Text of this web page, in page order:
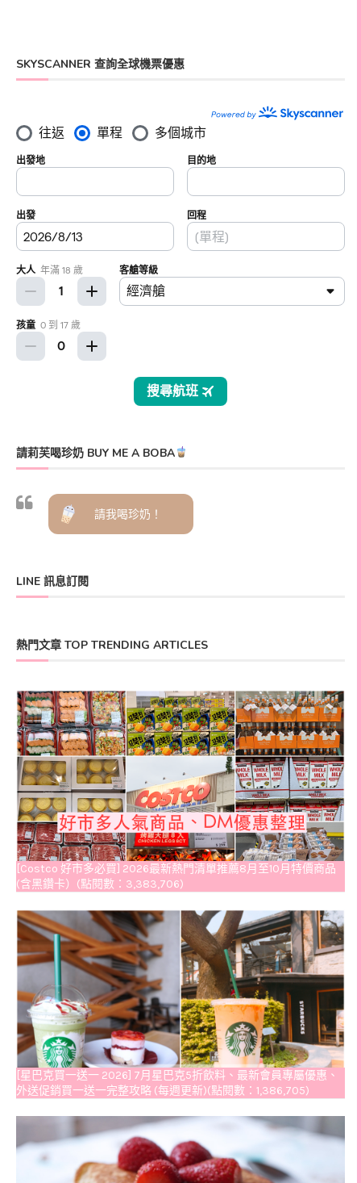
SKYSCANNER 查詢全球機票優惠
請莉芙喝珍奶 BUY ME A BOBA
請我喝珍奶！
LINE 訊息訂閱
熱門文章 TOP TRENDING ARTICLES
[Costco 好市多必買] 2026最新熱門清單推薦8月至10月特價商品
(含黑鑽卡）(點閱數：3,383,706)
[星巴克買一送一 2026] 7月星巴克5折飲料、最新會員專屬優惠、
外送促銷買一送一完整攻略 (每週更新)(點閱數：1,386,705)